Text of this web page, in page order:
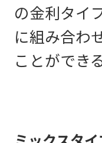
の金利タイ
に組み合わ
ことができ